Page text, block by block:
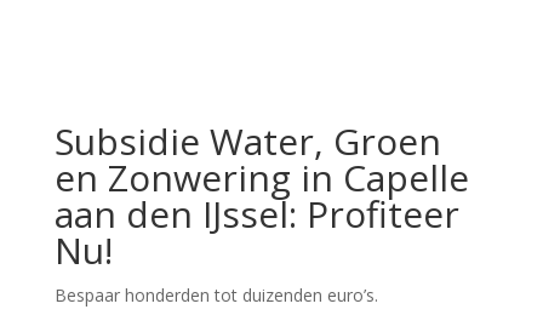
Subsidie Water, Groen
en Zonwering in Capelle
aan den IJssel: Profiteer
Nu!
Bespaar honderden tot duizenden euro’s.